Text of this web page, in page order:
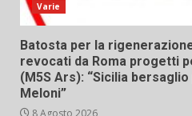
Varie
Batosta per la
revocati da Roma progetti
(M5S Ars): “Sicilia
Meloni”